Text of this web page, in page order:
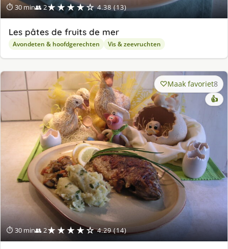
⏱ 30 min👥 2★★★★☆ 4.38 (13)
Les pâtes de fruits de mer
Avondeten & hoofdgerechten Vis & zeevruchten
⏱ 30 min👥 2★★★★☆ 4.29 (14)
Maak favoriet8
👍